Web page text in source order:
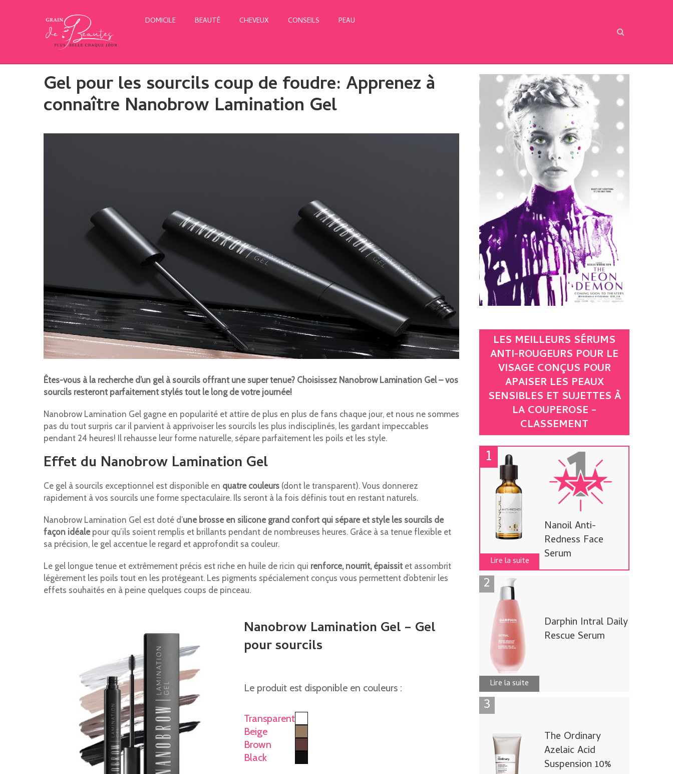
DOMICILE BEAUTÉ CHEVEUX CONSEILS PEAU
Gel pour les sourcils coup de foudre: Apprenez à
connaître Nanobrow Lamination Gel
Êtes-vous à la recherche d’un gel à sourcils offrant une super tenue? Choisissez Nanobrow Lamination Gel – vos
sourcils resteront parfaitement stylés tout le long de votre journée!
Nanobrow Lamination Gel gagne en popularité et attire de plus en plus de fans chaque jour, et nous ne sommes
pas du tout surpris car il parvient à apprivoiser les sourcils les plus indisciplinés, les gardant impeccables
pendant 24 heures! Il rehausse leur forme naturelle, sépare parfaitement les poils et les style.
Effet du Nanobrow Lamination Gel
Ce gel à sourcils exceptionnel est disponible en quatre couleurs (dont le transparent). Vous donnerez
rapidement à vos sourcils une forme spectaculaire. Ils seront à la fois définis tout en restant naturels.
Nanobrow Lamination Gel est doté d’une brosse en silicone grand confort qui sépare et style les sourcils de
façon idéalepour qu’ils soient remplis et brillants pendant de nombreuses heures. Grâce à sa tenue flexible et
sa précision, le gel accentue le regard et approfondit sa couleur.
Le gel longue tenue et extrêmement précis est riche en huile de ricin qui renforce, nourrit, épaissitet assombrit
légèrement les poils tout en les protégeant. Les pigments spécialement conçus vous permettent d’obtenir les
effets souhaités en à peine quelques coups de pinceau.
Nanobrow Lamination Gel – Gel
pour sourcils
Le produit est disponible en couleurs :
Transparent
Beige
Brown
Black
LES MEILLEURS SÉRUMS
ANTI-ROUGEURS POUR LE
VISAGE CONÇUS POUR
APAISER LES PEAUX
SENSIBLES ET SUJETTES À
LA COUPEROSE –
CLASSEMENT
Nanoil Anti-
Redness Face
Serum
Lire la suite
Darphin Intral Daily
Rescue Serum
Lire la suite
The Ordinary
Azelaic Acid
Suspension 10%